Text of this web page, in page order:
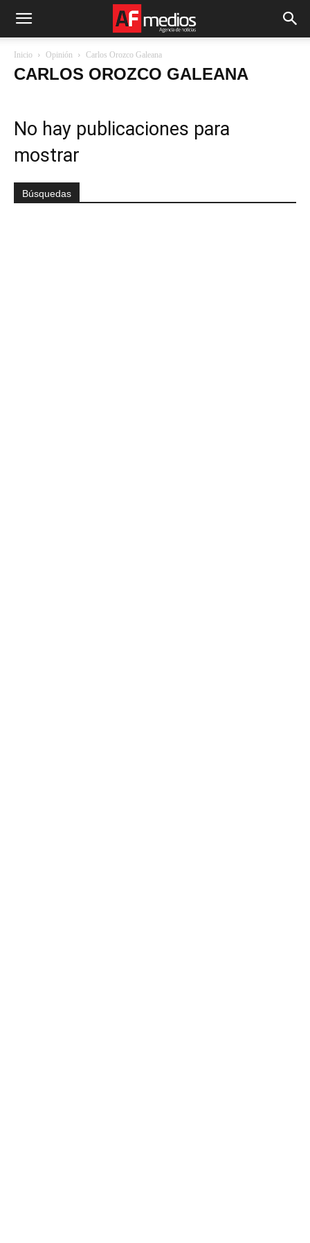
Inicio Opinión Carlos Orozco Galeana
CARLOS OROZCO GALEANA
No hay publicaciones para
mostrar
Búsquedas